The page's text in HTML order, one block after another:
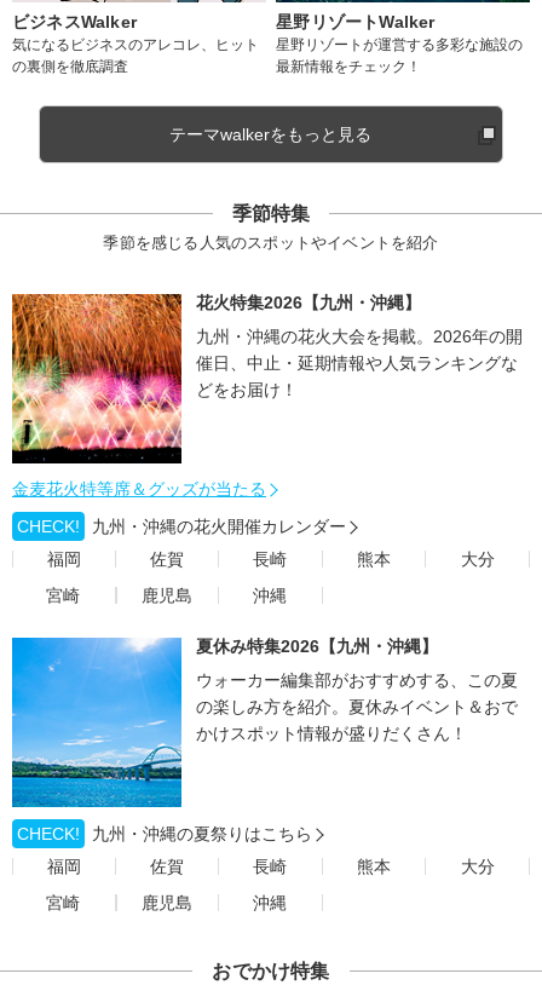
ビジネスWalker
気になるビジネスのアレコレ、ヒット
の裏側を徹底調査
星野リゾートWalker
星野リゾートが運営する多彩な施設の
最新情報をチェック！
テーマwalkerをもっと見る
季節特集
季節を感じる人気のスポットやイベントを紹介
花火特集2026【九州・沖縄】
九州・沖縄の花火大会を掲載。2026年の開
催日、中止・延期情報や人気ランキングな
どをお届け！
金麦花火特等席＆グッズが当たる
CHECK!
九州・沖縄の花火開催カレンダー
福岡
佐賀 長崎 熊本
大分
宮崎
鹿児島 沖縄
夏休み特集2026【九州・沖縄】
ウォーカー編集部がおすすめする、この夏
の楽しみ方を紹介。夏休みイベント＆おで
かけスポット情報が盛りだくさん！
CHECK!
九州・沖縄の夏祭りはこちら
福岡
佐賀 長崎 熊本
大分
宮崎
鹿児島 沖縄
おでかけ特集